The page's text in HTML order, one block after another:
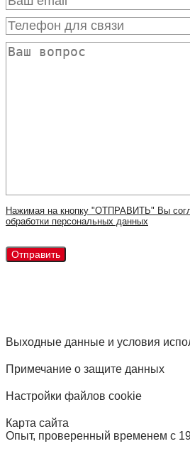
Нажимая на кнопку "ОТПРАВИТЬ" Вы
обработки персональных данных
Выходные данные и условия
Примечание о защите данных
Настройки файлов cookie
Карта сайта
Опыт, проверенный временем с